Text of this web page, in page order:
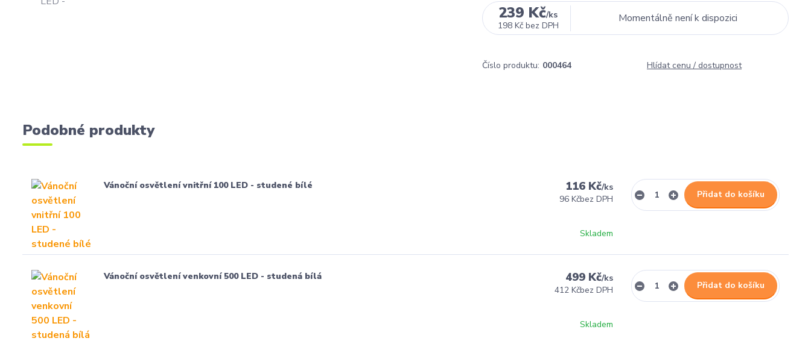
239 Kč/ks
198 Kč bez DPH
Momentálně není k dispozici
Číslo produktu: 000464 Hlídat cenu / dostupnost
Podobné produkty
Vánoční osvětlení vnitřní 100 LED - studené bílé 116 Kč/ks
96 Kčbez DPH
Skladem
Přidat do košíku
Vánoční osvětlení venkovní 500 LED - studená bílá 499 Kč/ks
412 Kčbez DPH
Skladem
Přidat do košíku